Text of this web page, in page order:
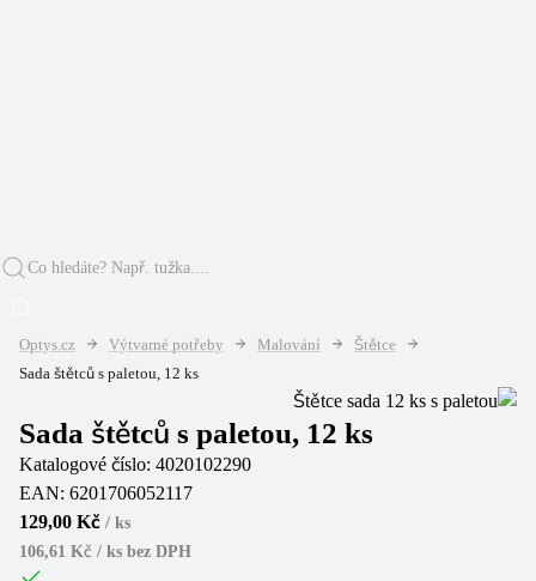
Optys.cz Výtvarné potřeby Malování
Štětce
Sada štětců s paletou, 12 ks
Sada štětců s paletou, 12 ks
Katalogové číslo: 4020102290
EAN: 6201706052117
129,00 Kč / ks
106,61 Kč / ks bez DPH